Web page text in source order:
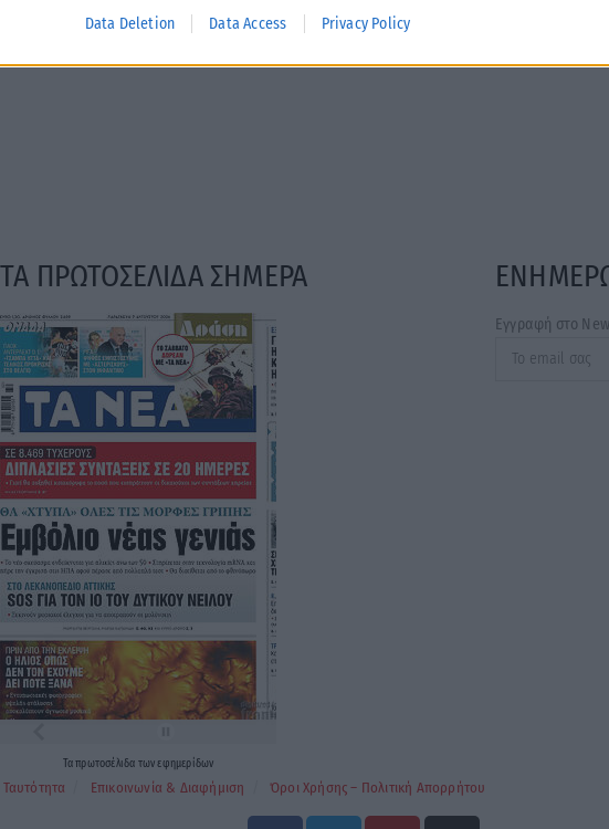
Data Deletion Data Access Privacy Policy
ΤΑ ΠΡΩΤΟΣΕΛΙΔΑ ΣΗΜΕΡΑ
Ταπρωτοσέλιδα τωνεφημερίδων
Εγγραφή στο
Ταυτότητα Επικοινωνία & Διαφήμιση Όροι Χρήσης – Πολιτική Απορρήτου